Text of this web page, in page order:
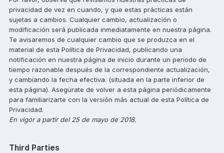
privacidad de vez en cuando, y que estas prácticas están
sujetas a cambios. Cualquier cambio, actualización o
modificación será publicada inmediatamente en nuestra página.
Te avisaremos de cualquier cambio que se produzca en el
material de esta Política de Privacidad, publicando una
notificación en nuestra página de inicio durante un periodo de
tiempo razonable después de la correspondiente actualización,
y cambiando la fecha efectiva. (situada en la parte inferior de
esta página). Asegúrate de volver a esta página periódicamente
para familiarizarte con la versión más actual de esta Política de
Privacidad.
En vigor a partir del 25 de mayo de 2018.
Third Parties